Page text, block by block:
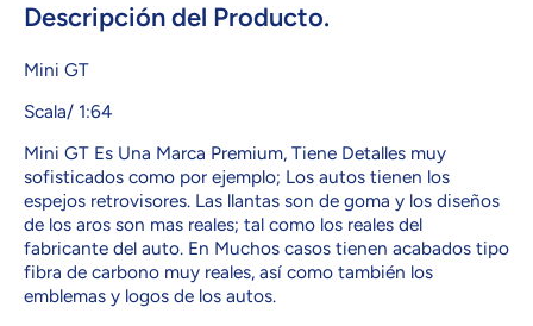
Descripción del Producto.
Mini GT
Scala/ 1:64
Mini GT Es Una Marca Premium, Tiene Detalles muy
sofisticados como por ejemplo; Los autos tienen los
espejos retrovisores. Las llantas son de goma y los diseños
de los aros son mas reales; tal como los reales del
fabricante del auto. En Muchos casos tienen acabados tipo
fibra de carbono muy reales, así como también los
emblemas y logos de los autos.